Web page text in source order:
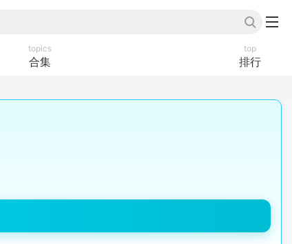
topics
合集
top
排行